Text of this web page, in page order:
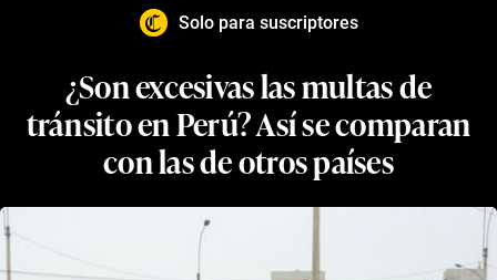
Solo para suscriptores
¿Son excesivas las multas de
tránsito en Perú? Así se comparan
con las de otros países